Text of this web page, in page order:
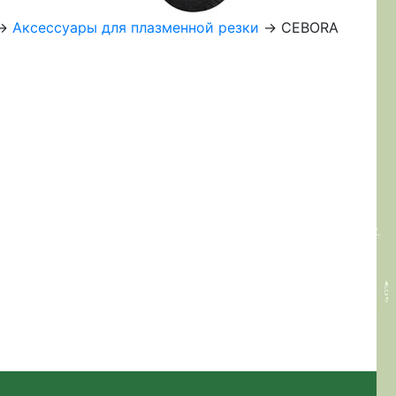
Аксессуары для плазменной резки -> CEBORA